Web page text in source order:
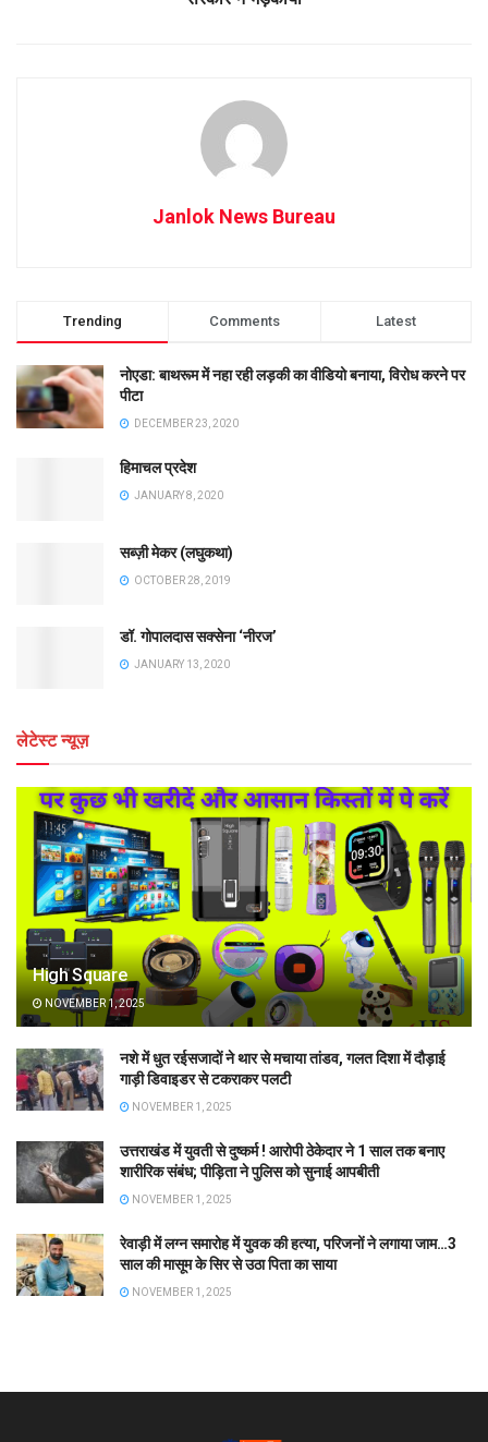
Janlok News Bureau
Trending Comments Latest
नोएडा: बाथरूम में नहा रही लड़की का वीडियो बनाया, विरोध करने पर
पीटा
DECEMBER 23, 2020
हिमाचल प्रदेश
JANUARY 8, 2020
सब्ज़ी मेकर (लघुकथा)
OCTOBER 28, 2019
डॉ. गोपालदास सक्सेना ‘नीरज’
JANUARY 13, 2020
लेटेस्ट न्यूज़
High Square
NOVEMBER 1, 2025
नशे में धुत रईसजादों ने थार से मचाया तांडव, गलत दिशा में दौड़ाई
गाड़ी डिवाइडर से टकराकर पलटी
NOVEMBER 1, 2025
उत्तराखंड में युवती से दुष्कर्म ! आरोपी ठेकेदार ने 1 साल तक बनाए
शारीरिक संबंध; पीड़िता ने पुलिस को सुनाई आपबीती
NOVEMBER 1, 2025
रेवाड़ी में लग्न समारोह में युवक की हत्या, परिजनों ने लगाया जाम…3
साल की मासूम के सिर से उठा पिता का साया
NOVEMBER 1, 2025